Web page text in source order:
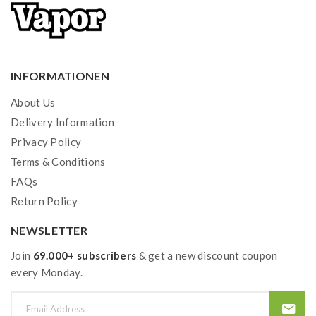
noch nie
INFORMATIONEN
About Us
Delivery Information
Privacy Policy
Terms & Conditions
FAQs
Return Policy
NEWSLETTER
Join 69.000+ subscribers & get a new discount coupon
every Monday.